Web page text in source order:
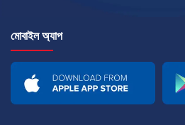
মোবাইল অ্যাপ